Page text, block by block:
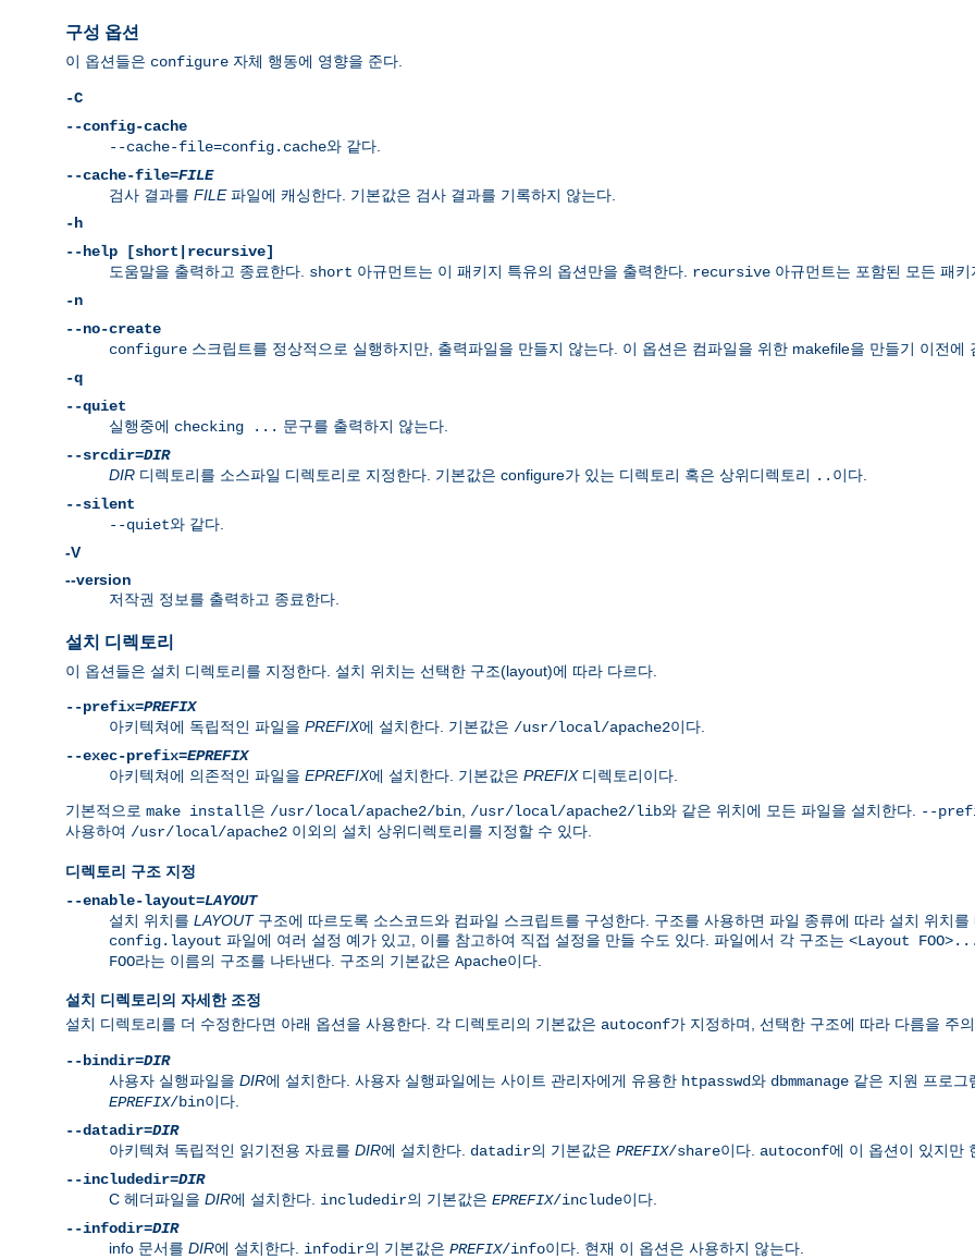
구성 옵션
이 옵션들은 configure 자체 행동에 영향을 준다.
-C
--config-cache
--cache-file=config.cache와 같다.
--cache-file=FILE
검사 결과를 FILE파일에 캐싱한다. 기본값은 검사 결과를 기록하지 않는다.
-h
--help [short|recursive]
도움말을 출력하고 종료한다. short 아규먼트는 이 패키지 특유의 옵션만을 출력한다. recursive 아규먼트는 포함된 모든 패
-n
--no-create
configure 스크립트를 정상적으로 실행하지만, 출력파일을 만들지 않는다. 이 옵션은 컴파일을 위한 makefile을 만들기 이전에
-q
--quiet
실행중에 checking ... 문구를 출력하지 않는다.
--srcdir=DIR
DIR 디렉토리를 소스파일 디렉토리로 지정한다. 기본값은 configure가 있는 디렉토리 혹은 상위디렉토리 .. 이다.
--silent
--quiet와 같다.
-V
--version
저작권 정보를 출력하고 종료한다.
설치 디렉토리
이 옵션들은 설치 디렉토리를 지정한다. 설치 위치는 선택한 구조(layout)에 따라 다르다.
--prefix=PREFIX
아키텍쳐에 독립적인 파일을 PREFIX에 설치한다. 기본값은 /usr/local/apache2이다.
--exec-prefix=EPREFIX
아키텍쳐에 의존적인 파일을 EPREFIX에 설치한다. 기본값은 PREFIX디렉토리이다.
기본적으로 make install은 /usr/local/apache2/bin, /usr/local/apache2/lib와 같은 위치에 모든 파일을 설치한다. --
사용하여 /usr/local/apache2 이외의 설치 상위디렉토리를 지정할 수 있다.
디렉토리 구조 지정
--enable-layout=LAYOUT
설치 위치를 LAYOUT구조에 따르도록 소스코드와 컴파일 스크립트를 구성한다. 구조를 사용하면 파일 종류에 따라 설치 위치를
config.layout 파일에 여러 설정 예가 있고, 이를 참고하여 직접 설정을 만들 수도 있다. 파일에서 각 구조는 <Layout
FOO라는 이름의 구조를 나타낸다. 구조의 기본값은 Apache이다.
설치 디렉토리의 자세한 조정
설치 디렉토리를 더 수정한다면 아래 옵션을 사용한다. 각 디렉토리의 기본값은 autoconf가 지정하며, 선택한 구조에 따라 다름을 주의
--bindir=DIR
사용자 실행파일을 DIR에 설치한다. 사용자 실행파일에는 사이트 관리자에게 유용한 htpasswd와 dbmmanage 같은 지원 프로그
EPREFIX/bin이다.
--datadir=DIR
아키텍쳐 독립적인 읽기전용 자료를 DIR에 설치한다. datadir의 기본값은 PREFIX/share이다. autoconf에 이 옵션이 있지만
--includedir=DIR
C 헤더파일을 DIR에 설치한다. includedir의 기본값은 EPREFIX/include이다.
--infodir=DIR
info 문서를 DIR에 설치한다. infodir의 기본값은 PREFIX/info이다. 현재 이 옵션은 사용하지 않는다.